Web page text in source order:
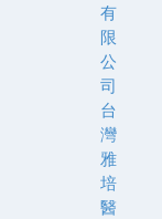
有
限
公
司
台
灣
雅
培
醫